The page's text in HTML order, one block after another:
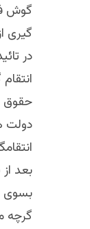
گوش
گیری
در
دولت
بعد
بسوی
گرچه